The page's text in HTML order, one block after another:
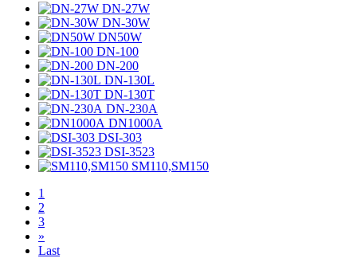
DN-27W
DN-30W
DN50W
DN-100
DN-200
DN-130L
DN-130T
DN-230A
DN1000A
DSI-303
DSI-3523
SM110,SM150
1
2
3
»
Last